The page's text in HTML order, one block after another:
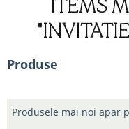
ITEMS
Produse
Produsele mai noi apar